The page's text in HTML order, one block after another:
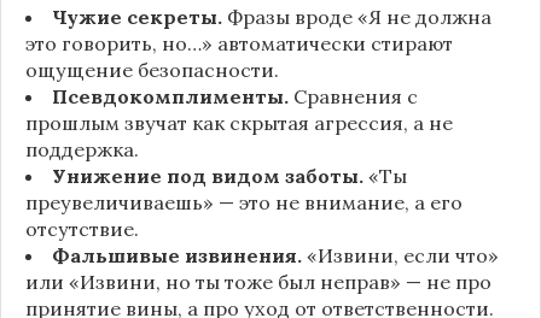
Чужие секреты. Фразы вроде «Я не должна
это говорить, но…» автоматически стирают
ощущение безопасности.
Псевдокомплименты. Сравнения с
прошлым звучат как скрытая агрессия, а не
поддержка.
Унижение под видом заботы. «Ты
преувеличиваешь» — это не внимание, а его
отсутствие.
Фальшивые извинения. «Извини, если что»
или «Извини, но ты тоже был неправ» — не про
принятие вины, а про уход от ответственности.